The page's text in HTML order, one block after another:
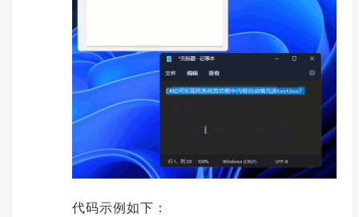
代码示例如下：